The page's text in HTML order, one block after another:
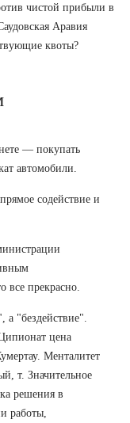
чистой прибыли в
Аравия
квоты?
— покупать
автомобили.
содействие и
прекрасно.
"бездействие".
цена
Менталитет
т. Значительное
решения в
работы,